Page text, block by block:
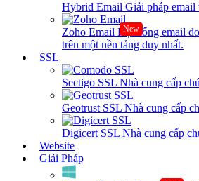
Hybrid Email Giải pháp
Zoho Email New
Hệ thống email
trên một nền tảng duy nhất.
SSL
Sectigo SSL Nhà cung cấp
Geotrust SSL Nhà cung cấp
Digicert SSL Nhà cung cấp
Website
Giải Pháp